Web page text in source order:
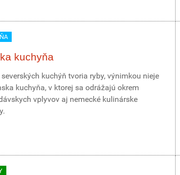
kuchyňa
kuchýň tvoria ryby, výnimkou nieje
kuchyňa, v ktorej sa odrážajú okrem
vplyvov aj nemecké kulinárske